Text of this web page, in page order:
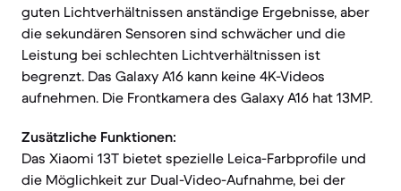
guten Lichtverhältnissen anständige Ergebnisse, aber
die sekundären Sensoren sind schwächer und die
Leistung bei schlechten Lichtverhältnissen ist
begrenzt. Das Galaxy A16 kann keine 4K-Videos
aufnehmen. Die Frontkamera des Galaxy A16 hat 13MP.
Zusätzliche Funktionen:
Das Xiaomi 13T bietet spezielle Leica-Farbprofile und
die Möglichkeit zur Dual-Video-Aufnahme, bei der